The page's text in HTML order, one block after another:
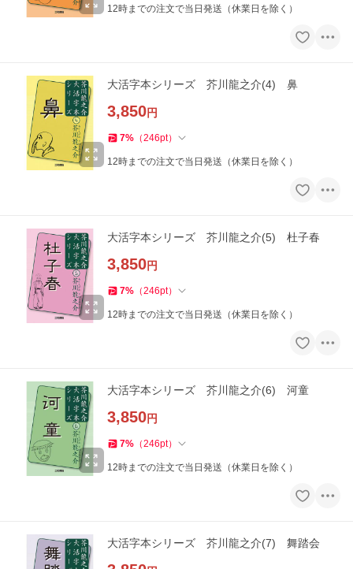
12時までの注文で当日発送（休業日を除く）
大活字本シリーズ 芥川龍之介(4) 鼻
3,850円
7% （246pt）
12時までの注文で当日発送（休業日を除く）
大活字本シリーズ 芥川龍之介(5) 杜子春
3,850円
7% （246pt）
12時までの注文で当日発送（休業日を除く）
大活字本シリーズ 芥川龍之介(6) 河童
3,850円
7% （246pt）
12時までの注文で当日発送（休業日を除く）
大活字本シリーズ 芥川龍之介(7) 舞踏会